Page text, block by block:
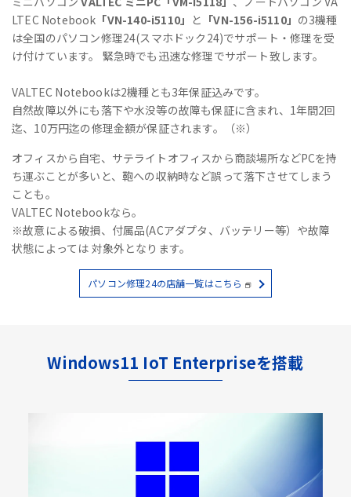
LTEC Notebook 「VN-140-i5110」 と 「VN-156-i5110」 の3機種
は全国のパソコン修理24(スマホドック24)でサポート・修理を受
け付けています。 緊急時でも迅速な修理でサポート致します。
VALTEC Notebookは2機種とも3年保証込みです。
自然故障以外にも落下や水没等の故障も保証に含まれ、1年間2回
迄、10万円迄の修理金額が保証されます。（※）
オフィスから自宅、サテライトオフィスから商談場所などPCを持
ち運ぶことが多いと、鞄への収納時など誤って落下させてしまう
ことも。
VALTEC Notebookなら。
※故意による破損、付属品(ACアダプタ、バッテリー等）や故障
状態によっては 対象外となります。
パソコン修理24の店舗一覧はこちら
Windows11 IoT Enterpriseを搭載